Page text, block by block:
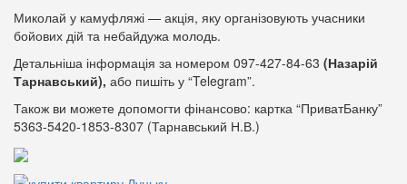
Миколай у камуфляжі — акція, яку організовують учасники
бойових дій та небайдужа молодь.
Детальніша інформація за номером 097-427-84-63 (Назарій
Тарнавський), або пишіть у “Telegram”.
Також ви можете допомогти фінансово: картка “ПриватБанку”
5363-5420-1853-8307 (Тарнавський Н.В.)